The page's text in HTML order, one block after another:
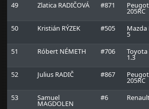
49 Zlatica RADIČOVÁ #871 Peugot
205RC
50 Kristián RÝZEK #505 Mazda
5
51
Róbert NÉMETH #706 Toyota
1.3
52 Julius RADIČ #867 Peugot
205RC
53 Samuel
MAGDOLEN
#6